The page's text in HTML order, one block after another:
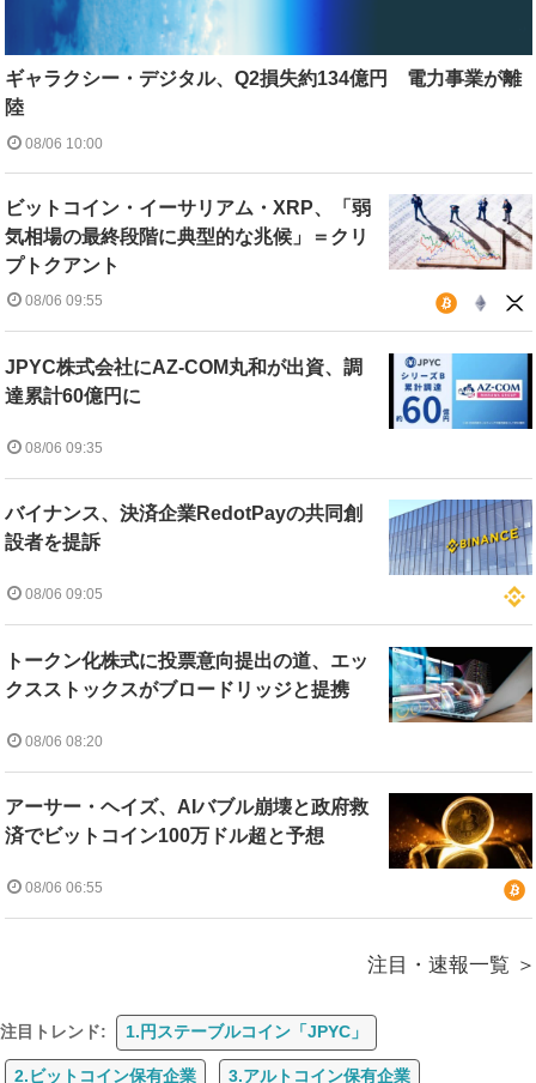
ギャラクシー・デジタル、Q2損失約134億円 電力事業が離
陸
08/06 10:00
ビットコイン・イーサリアム・XRP、「弱
気相場の最終段階に典型的な兆候」＝クリ
プトクアント
08/06 09:55
JPYC株式会社にAZ-COM丸和が出資、調
達累計60億円に
08/06 09:35
バイナンス、決済企業RedotPayの共同創
設者を提訴
08/06 09:05
トークン化株式に投票意向提出の道、エッ
クスストックスがブロードリッジと提携
08/06 08:20
アーサー・ヘイズ、AIバブル崩壊と政府救
済でビットコイン100万ドル超と予想
08/06 06:55
注目・速報一覧
注目トレンド: 1.円ステーブルコイン「JPYC」
2.ビットコイン保有企業 3.アルトコイン保有企業